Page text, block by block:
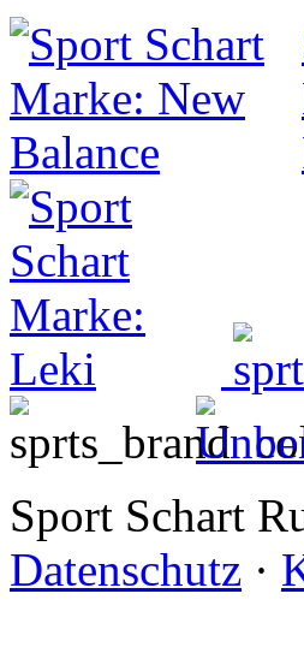
Sport Schart
Datenschutz ·